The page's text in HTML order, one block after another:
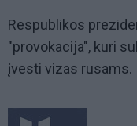
Respublikos
"provokacija", kuri
įvesti vizas rusams.